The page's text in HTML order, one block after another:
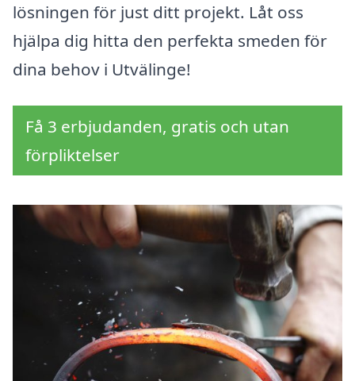
lösningen för just ditt projekt. Låt oss
hjälpa dig hitta den perfekta smeden för
dina behov i Utvälinge!
Få 3 erbjudanden, gratis och utan
förpliktelser